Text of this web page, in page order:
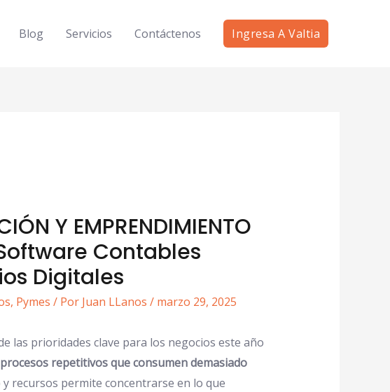
Blog Servicios Contáctenos Ingresa A Valtia
Y EMPRENDIMIENTO
Contables
Digitales
, Pymes / Por Juan LLanos / marzo 29, 2025
las prioridades clave para los negocios este año
repetitivos que consumen demasiado
recursos permite concentrarse en lo que